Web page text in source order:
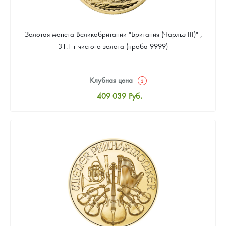
Золотая монета Великобритании "Британия (Чарльз III)" ,
31.1 г чистого золота (проба 9999)
Клубная цена
409 039 Руб.
Цена выкупа
388 587 Руб.